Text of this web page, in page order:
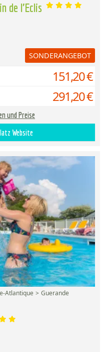
de l'Eclis
SONDERANGEBOT
151,20 €
291,20 €
und Preise
Website
Atlantique
Guerande